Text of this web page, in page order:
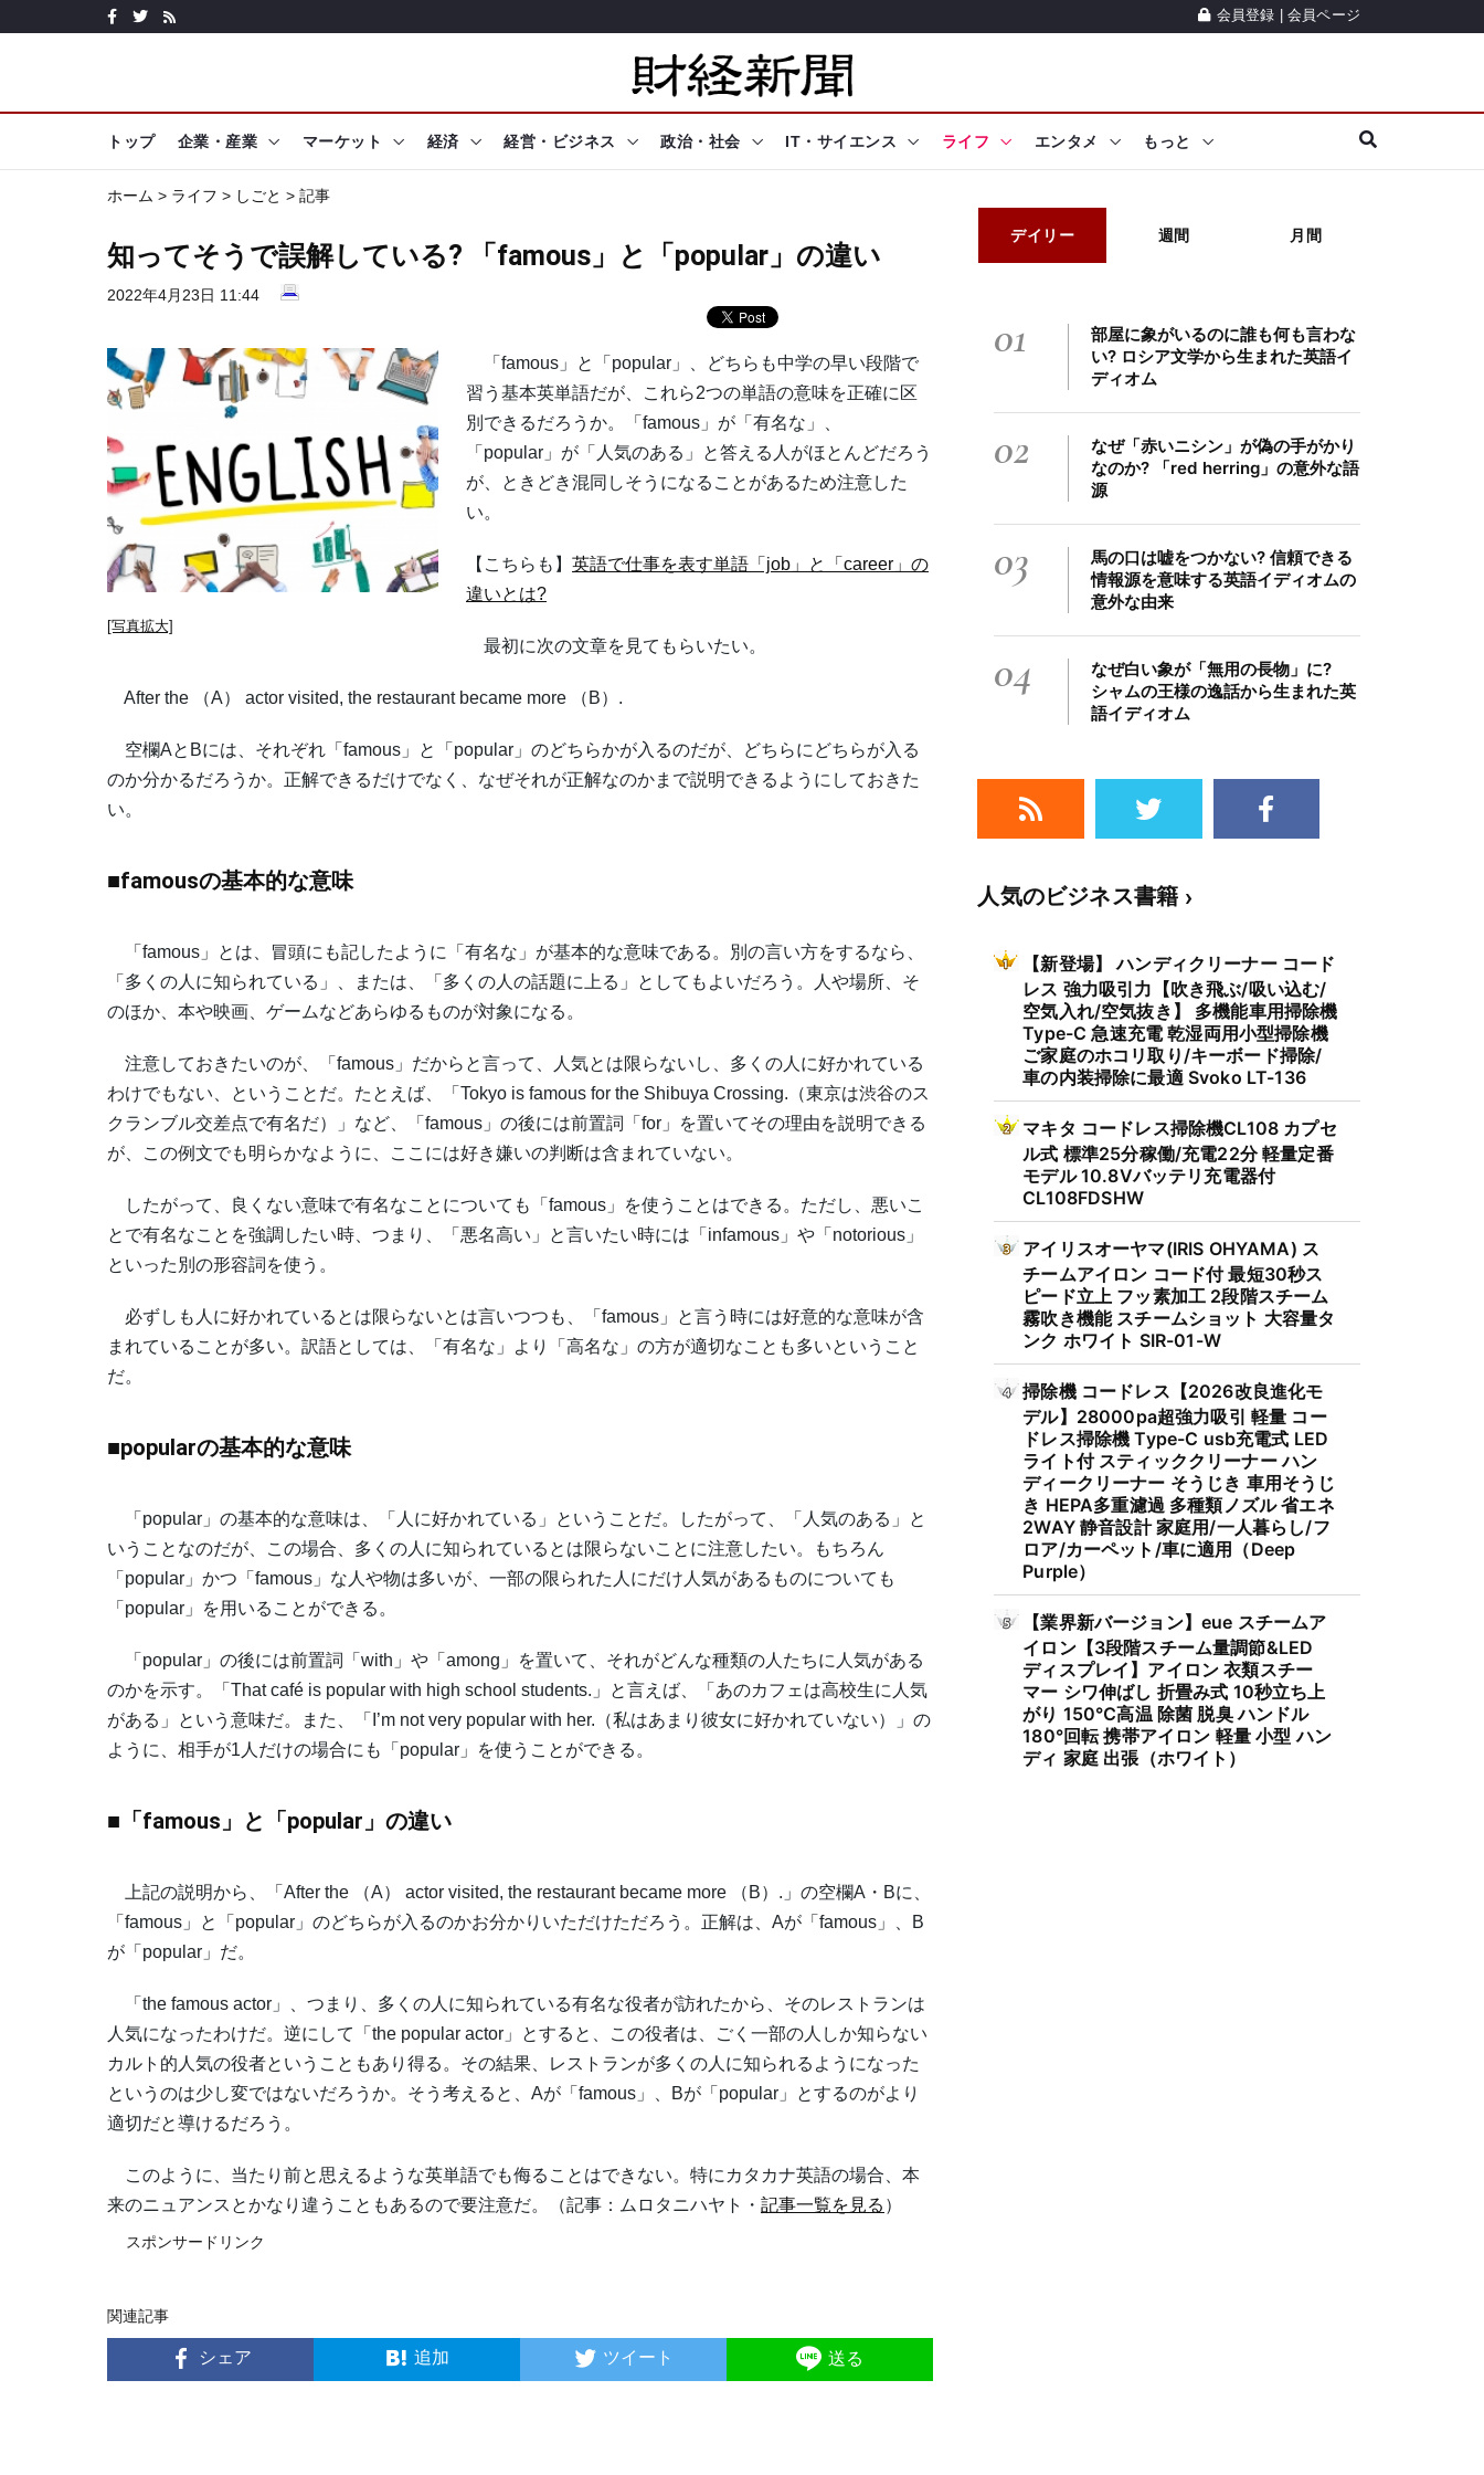
会員登録 会員ページ
トップ 企業・産業 マーケット 経済 経営・ビジネス 政治・社会 IT・サイエンス ライフ エンタメ もっと
ホーム > ライフ > しごと > 記事
知ってそうで誤解している? 「famous」と「popular」の違い
2022年4月23日 11:44
[写真拡大]
「famous」と「popular」、どちらも中学の早い段階で
習う基本英単語だが、これら2つの単語の意味を正確に区
別できるだろうか。「famous」が「有名な」、
「popular」が「人気のある」と答える人がほとんどだろう
が、ときどき混同しそうになることがあるため注意した
い。
【こちらも】 英語で仕事を表す単語「job」と「career」の
違いとは?
最初に次の文章を見てもらいたい。
After the （A） actor visited, the restaurant became more （B）.
空欄AとBには、それぞれ「famous」と「popular」のどちらかが入るのだが、どちらにどちらが入る
のか分かるだろうか。正解できるだけでなく、なぜそれが正解なのかまで説明できるようにしておきた
い。
■famousの基本的な意味
「famous」とは、冒頭にも記したように「有名な」が基本的な意味である。別の言い方をするなら、
「多くの人に知られている」、または、「多くの人の話題に上る」としてもよいだろう。人や場所、そ
のほか、本や映画、ゲームなどあらゆるものが対象になる。
注意しておきたいのが、「famous」だからと言って、人気とは限らないし、多くの人に好かれている
わけでもない、ということだ。たとえば、「Tokyo is famous for the Shibuya Crossing.（東京は渋谷のス
クランブル交差点で有名だ）」など、「famous」の後には前置詞「for」を置いてその理由を説明できる
が、この例文でも明らかなように、ここには好き嫌いの判断は含まれていない。
したがって、良くない意味で有名なことについても「famous」を使うことはできる。ただし、悪いこ
とで有名なことを強調したい時、つまり、「悪名高い」と言いたい時には「infamous」や「notorious」
といった別の形容詞を使う。
必ずしも人に好かれているとは限らないとは言いつつも、「famous」と言う時には好意的な意味が含
まれていることが多い。訳語としては、「有名な」より「高名な」の方が適切なことも多いということ
だ。
■popularの基本的な意味
「popular」の基本的な意味は、「人に好かれている」ということだ。したがって、「人気のある」と
いうことなのだが、この場合、多くの人に知られているとは限らないことに注意したい。もちろん
「popular」かつ「famous」な人や物は多いが、一部の限られた人にだけ人気があるものについても
「popular」を用いることができる。
「popular」の後には前置詞「with」や「among」を置いて、それがどんな種類の人たちに人気がある
のかを示す。「That café is popular with high school students.」と言えば、「あのカフェは高校生に人気
がある」という意味だ。また、「I’m not very popular with her.（私はあまり彼女に好かれていない）」の
ように、相手が1人だけの場合にも「popular」を使うことができる。
■「famous」と「popular」の違い
上記の説明から、「After the （A） actor visited, the restaurant became more （B）.」の空欄A・Bに、
「famous」と「popular」のどちらが入るのかお分かりいただけただろう。正解は、Aが「famous」、B
が「popular」だ。
「the famous actor」、つまり、多くの人に知られている有名な役者が訪れたから、そのレストランは
人気になったわけだ。逆にして「the popular actor」とすると、この役者は、ごく一部の人しか知らない
カルト的人気の役者ということもあり得る。その結果、レストランが多くの人に知られるようになった
というのは少し変ではないだろうか。そう考えると、Aが「famous」、Bが「popular」とするのがより
適切だと導けるだろう。
このように、当たり前と思えるような英単語でも侮ることはできない。特にカタカナ英語の場合、本
来のニュアンスとかなり違うこともあるので要注意だ。（記事：ムロタニハヤト・ 記事一覧を見る ）
スポンサードリンク
関連記事
シェア 追加 ツイート 送る
デイリー 週間 月間
01
部屋に象がいるのに誰も何も言わな
い? ロシア文学から生まれた英語イ
ディオム
02
なぜ「赤いニシン」が偽の手がかり
なのか? 「red herring」の意外な語
源
03
馬の口は嘘をつかない? 信頼できる
情報源を意味する英語イディオムの
意外な由来
04
なぜ白い象が「無用の長物」に?
シャムの王様の逸話から生まれた英
語イディオム
人気のビジネス書籍
【新登場】 ハンディクリーナー コード
レス 強力吸引力【吹き飛ぶ/吸い込む/
空気入れ/空気抜き】 多機能車用掃除機
Type-C 急速充電 乾湿両用小型掃除機
ご家庭のホコリ取り/キーボード掃除/
車の内装掃除に最適 Svoko LT-136
マキタ コードレス掃除機CL108 カプセ
ル式 標準25分稼働/充電22分 軽量定番
モデル 10.8Vバッテリ充電器付
CL108FDSHW
アイリスオーヤマ(IRIS OHYAMA) ス
チームアイロン コード付 最短30秒ス
ピード立上 フッ素加工 2段階スチーム
霧吹き機能 スチームショット 大容量タ
ンク ホワイト SIR-01-W
掃除機 コードレス【2026改良進化モ
デル】28000pa超強力吸引 軽量 コー
ドレス掃除機 Type-C usb充電式 LED
ライト付 スティッククリーナー ハン
ディークリーナー そうじき 車用そうじ
き HEPA多重濾過 多種類ノズル 省エネ
2WAY 静音設計 家庭用/一人暮らし/フ
ロア/カーペット/車に適用（Deep
Purple）
【業界新バージョン】eue スチームア
イロン【3段階スチーム量調節&LED
ディスプレイ】アイロン 衣類スチー
マー シワ伸ばし 折畳み式 10秒立ち上
がり 150℃高温 除菌 脱臭 ハンドル
180°回転 携帯アイロン 軽量 小型 ハン
ディ 家庭 出張（ホワイト）